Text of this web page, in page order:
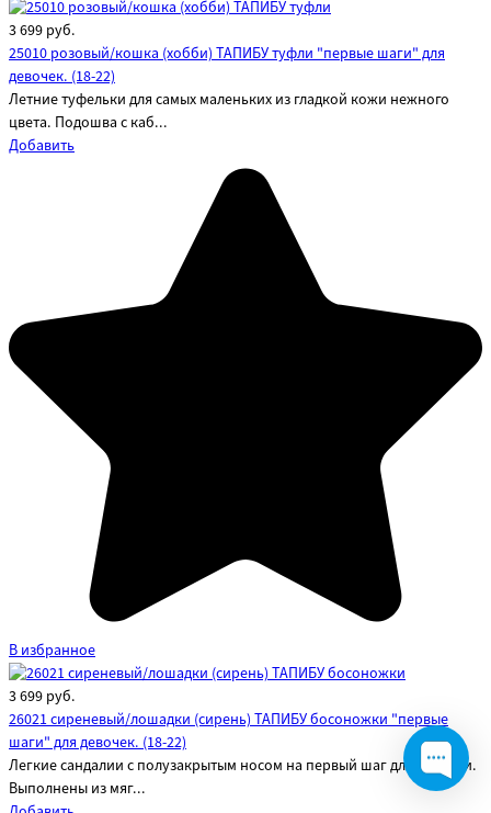
3 699 руб.
25010 розовый/кошка (хобби) ТАПИБУ туфли "первые шаги" для
девочек. (18-22)
Летние туфельки для самых маленьких из гладкой кожи нежного
цвета. Подошва с каб...
Добавить
В избранное
3 699 руб.
26021 сиреневый/лошадки (сирень) ТАПИБУ босоножки "первые
шаги" для девочек. (18-22)
Легкие сандалии с полузакрытым носом на первый шаг для девочки.
Выполнены из мяг...